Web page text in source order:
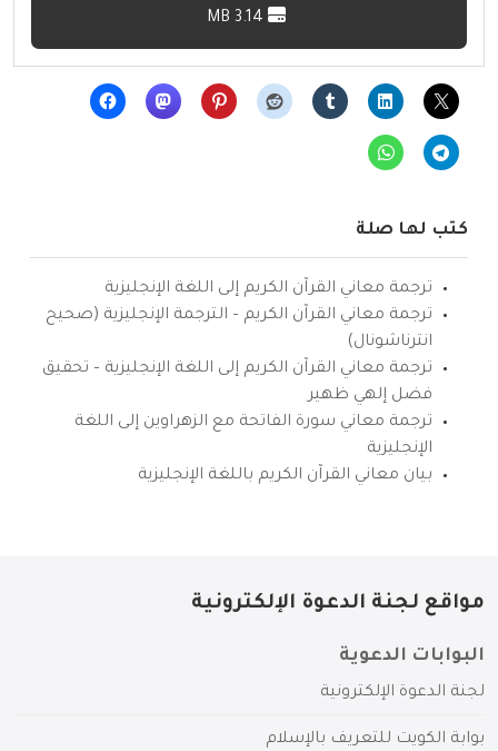
كتب لها صلة
ترجمة معاني القرآن الكريم إلى اللغة الإنجليزية
ترجمة معاني القرآن الكريم – الترجمة الإنجليزية (صحيح
انترناشونال)
ترجمة معاني القرآن الكريم إلى اللغة الإنجليزية – تحقيق
فضل إلهي ظهير
ترجمة معاني سورة الفاتحة مع الزهراوين إلى اللغة
الإنجليزية
بيان معاني القرآن الكريم باللغة الإنجليزية
مواقع لجنة الدعوة الإلكترونية
البوابات الدعوية
لجنة الدعوة الإلكترونية
بوابة الكويت للتعريف بالإسلام